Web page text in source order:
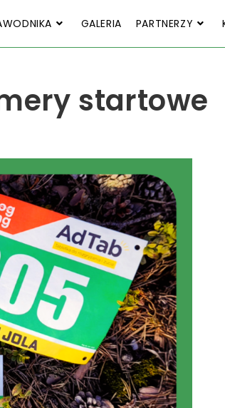
GALERIA PARTNERZY
startowe